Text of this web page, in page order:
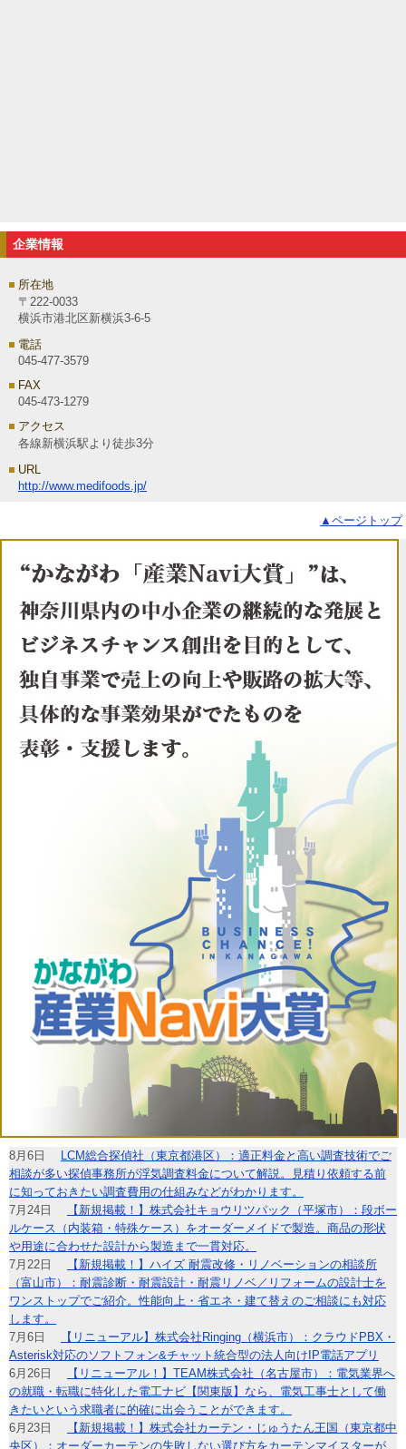
企業情報
所在地
〒222-0033
横浜市港北区新横浜3-6-5
電話
045-477-3579
FAX
045-473-1279
アクセス
各線新横浜駅より徒歩3分
URL
http://www.medifoods.jp/
▲ページトップ
8月6日 LCM総合探偵社（東京都港区）：適正料金と高い調査技術でご
相談が多い探偵事務所が浮気調査料金について解説。見積り依頼する前
に知っておきたい調査費用の仕組みなどがわかります。
7月24日
【新規掲載！】株式会社キョウリツパック（平塚市）：段ボー
ルケース（内装箱・特殊ケース）をオーダーメイドで製造。商品の形状
や用途に合わせた設計から製造まで一貫対応。
7月22日
【新規掲載！】ハイズ 耐震改修・リノベーションの相談所
（富山市）：耐震診断・耐震設計・耐震リノベ／リフォームの設計士を
ワンストップでご紹介。性能向上・省エネ・建て替えのご相談にも対応
します。
7月6日
【リニューアル】株式会社Ringing（横浜市）：クラウドPBX・
Asterisk対応のソフトフォン&チャット統合型の法人向けIP電話アプリ
6月26日
【リニューアル！】TEAM株式会社（名古屋市）：電気業界へ
の就職・転職に特化した電工ナビ【関東版】なら、電気工事士として働
きたいという求職者に的確に出会うことができます。
6月23日
【新規掲載！】株式会社カーテン・じゅうたん王国（東京都中
央区）：オーダーカーテンの失敗しない選び方をカーテンマイスターが